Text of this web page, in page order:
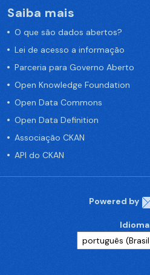
Saiba mais
O que são dados abertos?
Lei de acesso a informação
Parceria para Governo Aberto
Open Knowledge Foundation
Open Data Commons
Open Data Definition
Associação CKAN
API do CKAN
Powered by
Idioma